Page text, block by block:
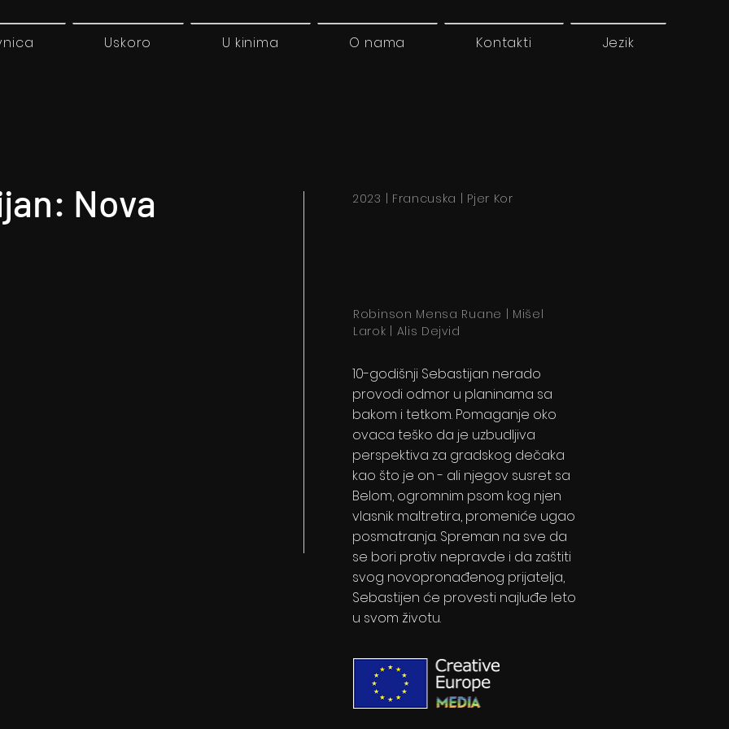
Uskoro U kinima O nama Kontakti Jezik
Nova
2023 | Francuska | Pjer Kor
Robinson Mensa Ruane | Mišel
Larok | Alis Dejvid
10-godišnji Sebastijan nerado
provodi odmor u planinama sa
bakom i tetkom. Pomaganje oko
ovaca teško da je uzbudljiva
perspektiva za gradskog dečaka
kao što je on - ali njegov susret sa
Belom, ogromnim psom kog njen
vlasnik maltretira, promeniće ugao
posmatranja. Spreman na sve da
se bori protiv nepravde i da zaštiti
svog novopronađenog prijatelja,
Sebastijen će provesti najluđe leto
u svom životu.